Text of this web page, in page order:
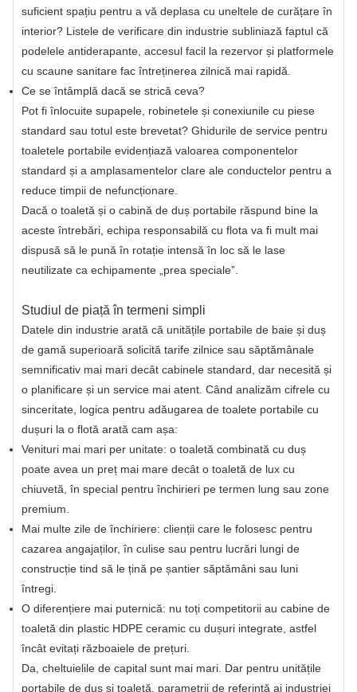
suficient spațiu pentru a vă deplasa cu uneltele de curățare în
interior? Listele de verificare din industrie subliniază faptul că
podelele antiderapante, accesul facil la rezervor și platformele
cu scaune sanitare fac întreținerea zilnică mai rapidă.
Ce se întâmplă dacă se strică ceva?
Pot fi înlocuite supapele, robinetele și conexiunile cu piese
standard sau totul este brevetat? Ghidurile de service pentru
toaletele portabile evidențiază valoarea componentelor
standard și a amplasamentelor clare ale conductelor pentru a
reduce timpii de nefuncționare.
Dacă o toaletă și o cabină de duș portabile răspund bine la
aceste întrebări, echipa responsabilă cu flota va fi mult mai
dispusă să le pună în rotație intensă în loc să le lase
neutilizate ca echipamente „prea speciale”.
Studiul de piață în termeni simpli
Datele din industrie arată că unitățile portabile de baie și duș
de gamă superioară solicită tarife zilnice sau săptămânale
semnificativ mai mari decât cabinele standard, dar necesită și
o planificare și un service mai atent. Când analizăm cifrele cu
sinceritate, logica pentru adăugarea de toalete portabile cu
dușuri la o flotă arată cam așa:
Venituri mai mari per unitate: o toaletă combinată cu duș
poate avea un preț mai mare decât o toaletă de lux cu
chiuvetă, în special pentru închirieri pe termen lung sau zone
premium.
Mai multe zile de închiriere: clienții care le folosesc pentru
cazarea angajaților, în culise sau pentru lucrări lungi de
construcție tind să le țină pe șantier săptămâni sau luni
întregi.
O diferențiere mai puternică: nu toți competitorii au cabine de
toaletă din plastic HDPE ceramic cu dușuri integrate, astfel
încât evitați războaiele de prețuri.
Da, cheltuielile de capital sunt mai mari. Dar pentru unitățile
portabile de duș și toaletă, parametrii de referință ai industriei